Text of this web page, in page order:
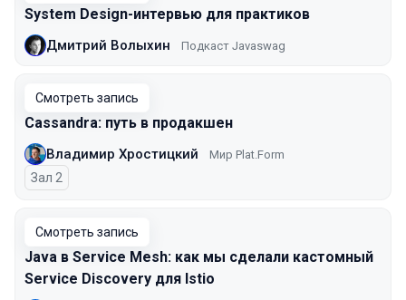
System Design-интервью для практиков
Дмитрий Волыхин Подкаст Javaswag
Смотреть запись
Cassandra: путь в продакшен
Владимир Хростицкий Мир Plat.Form
Зал 2
Смотреть запись
Java в Service Mesh: как мы сделали кастомный
Service Discovery для Istio